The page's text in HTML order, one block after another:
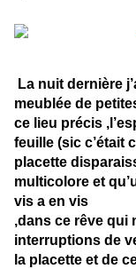
La nuit dernière
meublée de
ce lieu précis
feuille (sic c’était
placette
multicolore et
vis a en vis
,dans ce rêve qui
interruptions de
la placette et de